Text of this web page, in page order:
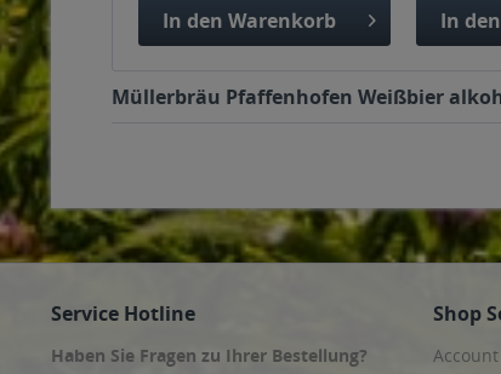
In den Warenkorb In den
Müllerbräu Pfaffenhofen Weißbier
Service Hotline
Haben Sie Fragen zu Ihrer Bestellung?
Shop